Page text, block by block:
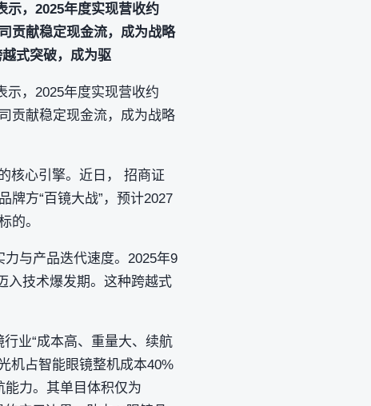
示，2025年度实现营收约
贡献稳定现金流，成为战略
式突破，成为驱
示，2025年度实现营收约
贡献稳定现金流，成为战略
核心引擎。近日， 招商证
牌方“百镜大战”，预计2027
的。
与产品迭代速度。2025年9
入技术爆发期。这种跨越式
业“成本高、重量大、续航
机占智能眼镜整机成本40%
力。其单目体积仅为